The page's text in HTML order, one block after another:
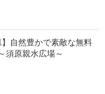
】自然豊かで素敵な無料
須原親水広場～